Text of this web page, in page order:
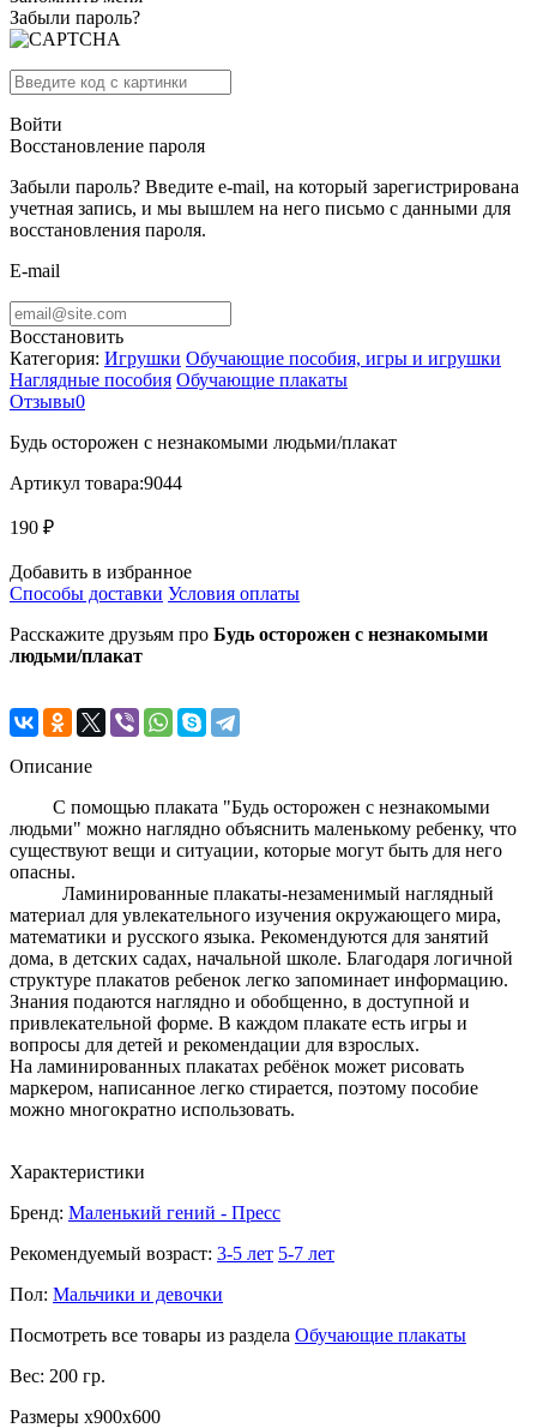
Забыли пароль?
Войти
Восстановление пароля
Забыли пароль? Введите e-mail, на который зарегистрирована
учетная запись, и мы вышлем на него письмо с данными для
восстановления пароля.
E-mail
Восстановить
Категория: Игрушки Обучающие пособия, игры и игрушки
Наглядные пособия Обучающие плакаты
Отзывы0
Будь осторожен с незнакомыми людьми/плакат
Артикул товара:9044
190 ₽
Добавить в избранное
Способы доставки Условия оплаты
Расскажите друзьям про Будь осторожен с незнакомыми
людьми/плакат
Описание
С помощью плаката "Будь осторожен с незнакомыми
людьми" можно наглядно объяснить маленькому ребенку, что
существуют вещи и ситуации, которые могут быть для него
опасны.
Ламинированные плакаты-незаменимый наглядный
материал для увлекательного изучения окружающего мира,
математики и русского языка. Рекомендуются для занятий
дома, в детских садах, начальной школе. Благодаря логичной
структуре плакатов ребенок легко запоминает информацию.
Знания подаются наглядно и обобщенно, в доступной и
привлекательной форме. В каждом плакате есть игры и
вопросы для детей и рекомендации для взрослых.
На ламинированных плакатах ребёнок может рисовать
маркером, написанное легко стирается, поэтому пособие
можно многократно использовать.
Характеристики
Бренд: Маленький гений - Пресс
Рекомендуемый возраст: 3-5 лет 5-7 лет
Пол: Мальчики и девочки
Посмотреть все товары из раздела Обучающие плакаты
Вес: 200 гр.
Размеры x900x600